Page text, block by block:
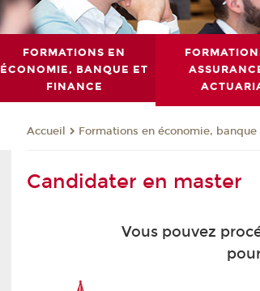
FORMATIONS EN
ÉCONOMIE, BANQUE ET
FINANCE
Accueil Formations en économie,
Candidater en master
Vous pouvez